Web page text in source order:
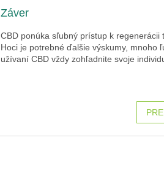
Záver
CBD ponúka sľubný prístup k regenerácii
Hoci je potrebné ďalšie výskumy, mnoho
užívaní CBD vždy zohľadnite svoje